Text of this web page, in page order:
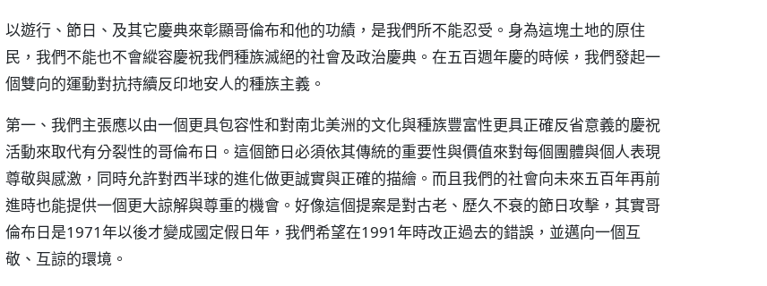
以遊行、節日、及其它慶典來彰顯哥倫布和他的功績，是我們所不能忍受。身為這塊土地的原住
民，我們不能也不會縱容慶祝我們種族滅絕的社會及政治慶典。在五百週年慶的時候，我們發起一
個雙向的運動對抗持續反印地安人的種族主義。
第一、我們主張應以由一個更具包容性和對南北美洲的文化與種族豐富性更具正確反省意義的慶祝
活動來取代有分裂性的哥倫布日。這個節日必須依其傳統的重要性與價值來對每個團體與個人表現
尊敬與感激，同時允許對西半球的進化做更誠實與正確的描繪。而且我們的社會向未來五百年再前
進時也能提供一個更大諒解與尊重的機會。好像這個提案是對古老、歷久不衰的節日攻擊，其實哥
倫布日是1971年以後才變成國定假日年，我們希望在1991年時改正過去的錯誤，並邁向一個互
敬、互諒的環境。